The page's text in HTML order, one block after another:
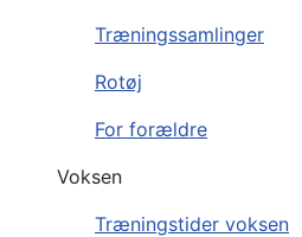
Træningssamlinger
Rotøj
For forældre
Voksen
Træningstider voksen